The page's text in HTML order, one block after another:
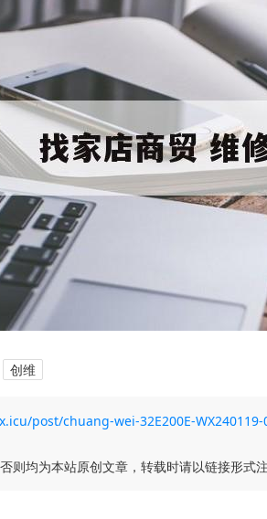
创维
post/chuang-wei-32E200E-
则均为本站原创文章，转载时请以链接形式注